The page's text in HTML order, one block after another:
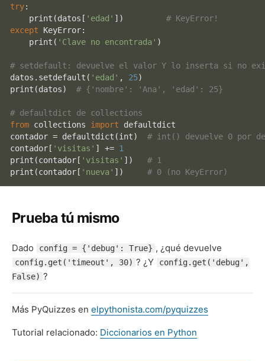
try:
print (datos[ 'edad' ]) # KeyError!
except KeyError:
print ( 'Clave no encontrada' )
# setdefault: devuelve el valor Y lo inserta si no
datos.setdefault( 'edad' , 25
print (datos) # {'nombre': 'Ana', 'edad': 25}
# defaultdict de collections
from collections import defaultdict
contador = defaultdict(int) # int() devuelve 0 por
contador[ 'visitas' ] += 1
print (contador[ 'visitas' ]) # 1
print (contador[ 'nueva' ]) # 0 (no KeyError)
Prueba tú mismo
Dado config = {'debug': True} , ¿qué devuelve
config.get('timeout', 30) ? ¿Y
config.get('debug',
False) ?
Más PyQuizzes en elpythonista.com/pyquizzes
Tutorial relacionado: Diccionarios en Python